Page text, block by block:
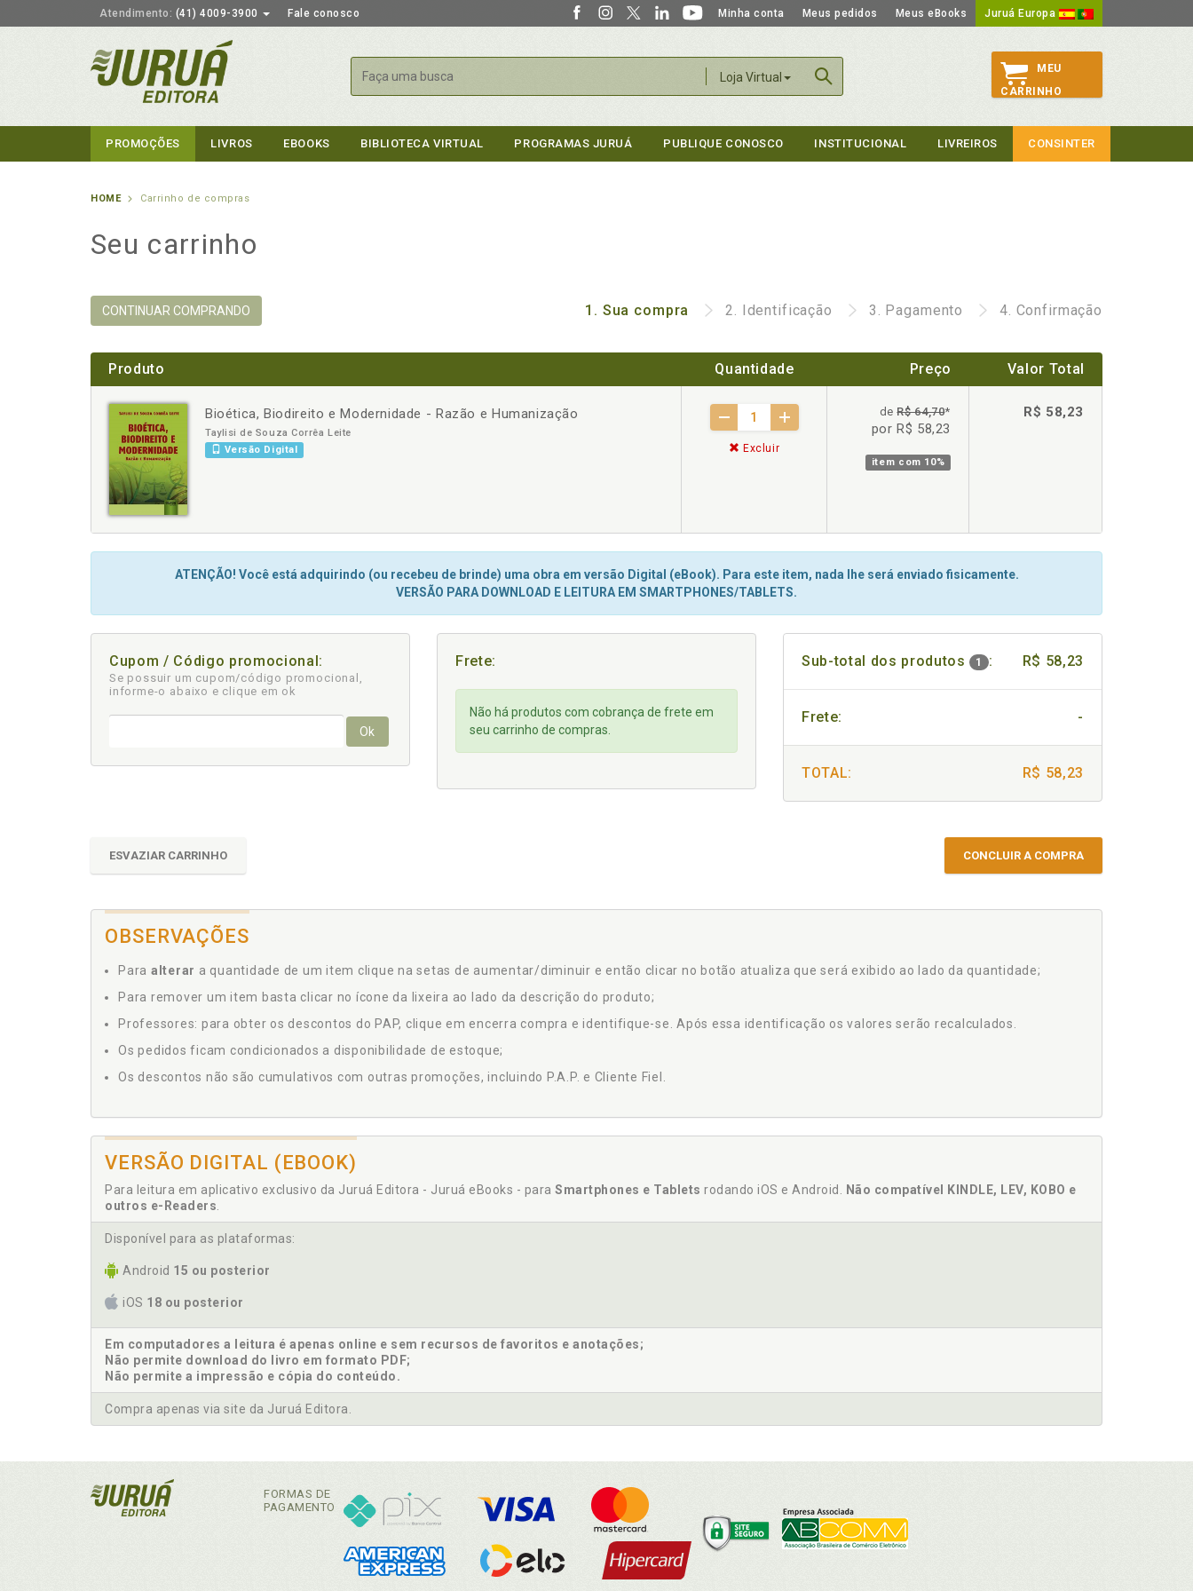
Atendimento: (41) 4009-3900 Fale conosco Minha conta Meus pedidos Meus eBooks Juruá Europa
Loja Virtual
Buscar
MEU
CARRINHO
PROMOÇÕES LIVROS EBOOKS BIBLIOTECA VIRTUAL PROGRAMAS JURUÁ PUBLIQUE CONOSCO INSTITUCIONAL LIVREIROS CONSINTER
HOME Carrinho de compras
Seu carrinho
CONTINUAR COMPRANDO 1. Sua compra 2. Identificação 3. Pagamento 4. Confirmação
Produto Quantidade Preço Valor Total
Bioética, Biodireito e Modernidade - Razão e Humanização
Taylisi de Souza Corrêa Leite
Versão Digital
- +
Excluir
deR$ 64,70*
por R$ 58,23
item com 10%
R$ 58,23
ATENÇÃO! Você está adquirindo (ou recebeu de brinde) uma obra em versão Digital (eBook). Para este item, nada lhe será enviado fisicamente.
VERSÃO PARA DOWNLOAD E LEITURA EM SMARTPHONES/TABLETS.
Cupom / Código promocional:
Se possuir um cupom/código promocional,
informe-o abaixo e clique em ok
Ok
Frete:
Não há produtos com cobrança de frete em
seu carrinho de compras.
Sub-total dos produtos 1 : R$ 58,23
Frete: -
TOTAL: R$ 58,23
ESVAZIAR CARRINHO CONCLUIR A COMPRA
OBSERVAÇÕES
Para alterar a quantidade de um item clique na setas de aumentar/diminuir e então clicar no botão atualiza que será exibido ao lado da quantidade;
Para remover um item basta clicar no ícone da lixeira ao lado da descrição do produto;
Professores: para obter os descontos do PAP, clique em encerra compra e identifique-se. Após essa identificação os valores serão recalculados.
Os pedidos ficam condicionados a disponibilidade de estoque;
Os descontos não são cumulativos com outras promoções, incluindo P.A.P. e Cliente Fiel.
VERSÃO DIGITAL (EBOOK)
Para leitura em aplicativo exclusivo da Juruá Editora - Juruá eBooks - para Smartphones e Tablets rodando iOS e Android.
Não compatível KINDLE, LEV, KOBO e
outros e-Readers
Disponível para as plataformas:
Android 15 ou posterior
iOS 18 ou posterior
Em computadores a leitura é apenas online e sem recursos de favoritos e anotações;
Não permite download do livro em formato PDF;
Não permite a impressão e cópia do conteúdo.
Compra apenas via site da Juruá Editora.
FORMAS DE
PAGAMENTO